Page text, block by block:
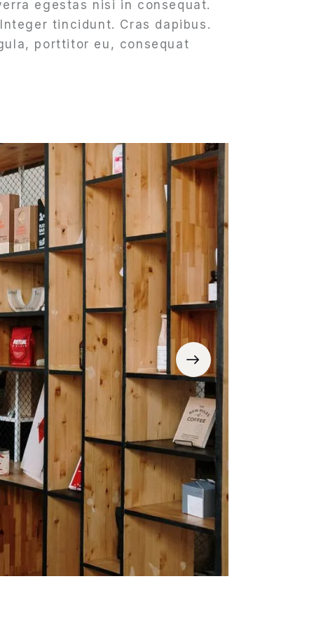
aumentar
ou
egestas nisi in consequat.
tincidunt. Cras dapibus.
porttitor eu, consequat